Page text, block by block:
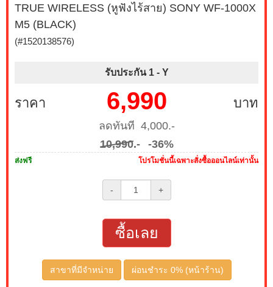
TRUE WIRELESS (หูฟังไร้สาย) SONY WF-1000X
M5 (BLACK)
(#1520138576)
รับประกัน 1 - Y
ราคา บาท
6,990
ลดทันที 4,000.-
10,990.- -36%
ส่งฟรี โปรโมชั่นนี้เฉพาะสั่งซื้อออนไลน์เท่านั้น
- +
ซื้อเลย
สาขาที่มีจำหน่าย ผ่อนชำระ 0% (หน้าร้าน)